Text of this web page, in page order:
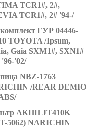
TCR1#, 2#,
TCR1#, 2# '94-/
ГУР 04446-
TOYOTA /Ipsum,
Gaia SXM1#, SXN1#
'02/
NBZ-1763
/REAR DEMIO
АКПП JT410K
5062) NARICHIN